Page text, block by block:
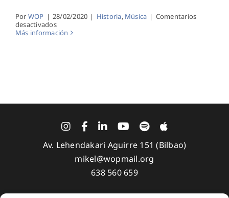
Por WOP | 28/02/2020 | Historia, Música | Comentarios
desactivadosen
Nuevos
Más información
Av. Lehendakari Aguirre 151 (Bilbao)
mikel@wopmail.org
638 560 659